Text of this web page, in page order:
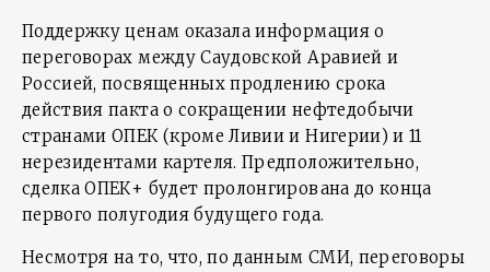
Поддержку ценам оказала информация о
переговорах между Саудовской Аравией и
Россией, посвященных продлению срока
действия пакта о сокращении нефтедобычи
странами ОПЕК (кроме Ливии и Нигерии) и 11
нерезидентами картеля. Предположительно,
сделка ОПЕК+ будет пролонгирована до конца
первого полугодия будущего года.
Несмотря на то, что, по данным СМИ, переговоры